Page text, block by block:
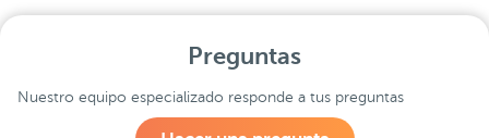
Preguntas
Nuestro equipo especializado responde a tus preguntas